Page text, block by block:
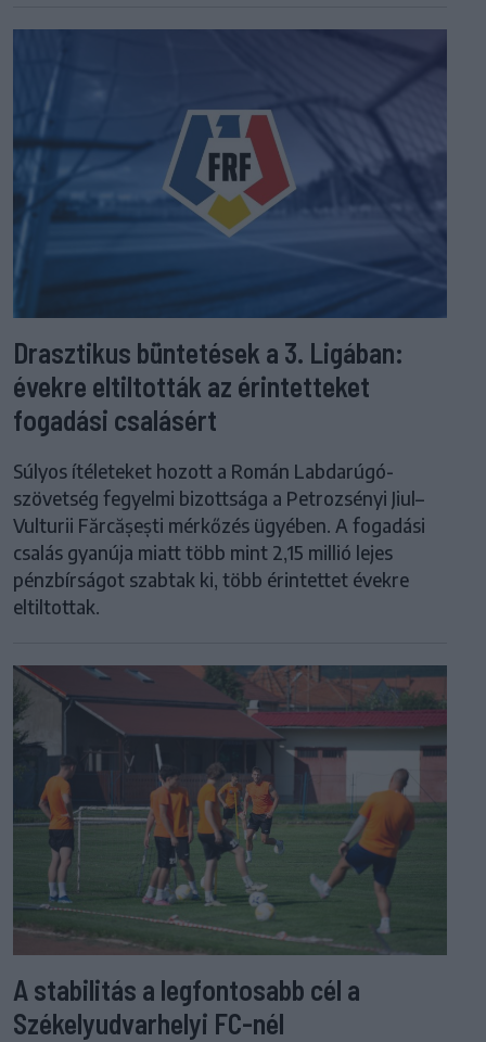
Drasztikus büntetések a 3. Ligában:
évekre eltiltották az érintetteket
fogadási csalásért
Súlyos ítéleteket hozott a Román Labdarúgó-
szövetség fegyelmi bizottsága a Petrozsényi Jiul–
Vulturii Fărcășești mérkőzés ügyében. A fogadási
csalás gyanúja miatt több mint 2,15 millió lejes
pénzbírságot szabtak ki, több érintettet évekre
eltiltottak.
A stabilitás a legfontosabb cél a
Székelyudvarhelyi FC-nél